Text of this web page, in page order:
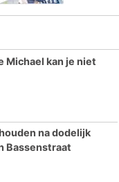
Michael kan je niet
na dodelijk
Bassenstraat